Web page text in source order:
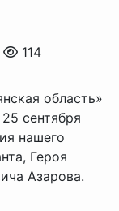
114
область»
сентября
нашего
Героя
Азарова.